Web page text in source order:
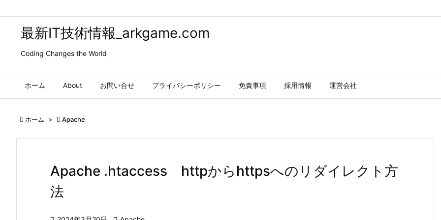
最新IT技術情報_arkgame.com
Coding Changes the World
ホーム About お問い合せ プライバシーポリシー 免責事項 採用情報 運営会社
 ホーム >  Apache
Apache .htaccess httpからhttpsへのリダイレクト方
法